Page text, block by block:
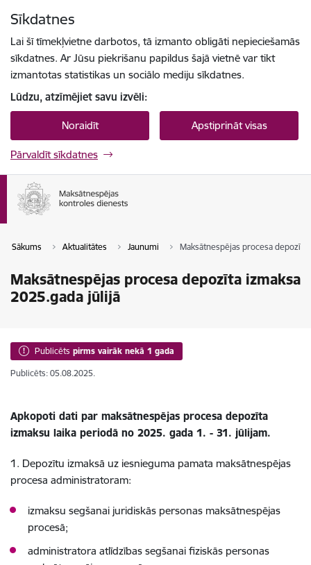
Sīkdatnes
Lai šī tīmekļvietne darbotos, tā izmanto obligāti nepieciešamās
sīkdatnes. Ar Jūsu piekrišanu papildus šajā vietnē var tikt
izmantotas statistikas un sociālo mediju sīkdatnes.
Lūdzu, atzīmējiet savu izvēli:
Noraidīt Apstiprināt visas
Pārvaldīt sīkdatnes
Sākums Aktualitātes Jaunumi Maksātnespējas procesa depozīta
Maksātnespējas procesa depozīta izmaksa
2025.gada jūlijā
Publicēts pirms vairāk nekā 1 gada
Publicēts: 05.08.2025.
Apkopoti dati par maksātnespējas procesa depozīta
izmaksu laika periodā no 2025. gada 1. - 31. jūlijam.
1. Depozītu izmaksā uz iesnieguma pamata maksātnespējas
procesa administratoram:
izmaksu segšanai juridiskās personas maksātnespējas
procesā;
administratora atlīdzības segšanai fiziskās personas